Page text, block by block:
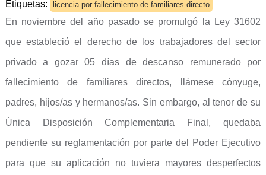
Etiquetas: licencia por fallecimiento de familiares directo
En noviembre del año pasado se promulgó la Ley 31602
que estableció el derecho de los trabajadores del sector
privado a gozar 05 días de descanso remunerado por
fallecimiento de familiares directos, llámese cónyuge,
padres, hijos/as y hermanos/as. Sin embargo, al tenor de su
Única Disposición Complementaria Final, quedaba
pendiente su reglamentación por parte del Poder Ejecutivo
para que su aplicación no tuviera mayores desperfectos